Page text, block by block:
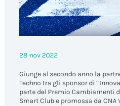
28 nov 2022
Giunge al secondo anno la
Techno tra gli sponsor di
parte del Premio Cambiamenti
Smart Club e promossa da CNA